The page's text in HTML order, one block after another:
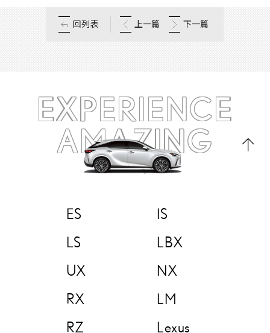
回列表 上一篇 下一篇
EXPERIENCE
AMAZING
ES
IS
LS
LBX
UX
NX
RX
LM
RZ
Lexus